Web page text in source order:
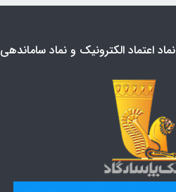
نماد اعتماد الکترونیک و نماد ساماندهی